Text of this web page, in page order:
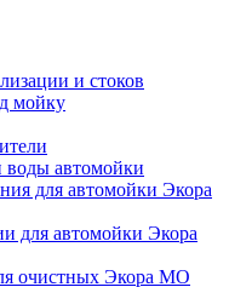
и стоков
мойку
воды автомойки
для автомойки Экора
для автомойки Экора
очистных Экора МО